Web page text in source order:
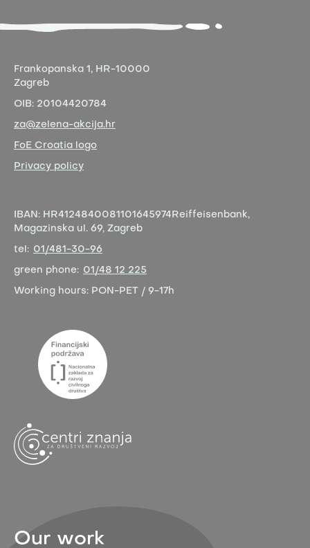
Frankopanska 1, HR-10000
Zagreb
OIB: 20104420784
za@zelena-akcija.hr
FoE Croatia logo
Privacy policy
IBAN: HR4124840081101645974 Reiffeisenbank,
Magazinska ul. 69, Zagreb
tel: 01/481-30-96
green phone: 01/48 12 225
Working hours: PON-PET / 9-17h
Our work